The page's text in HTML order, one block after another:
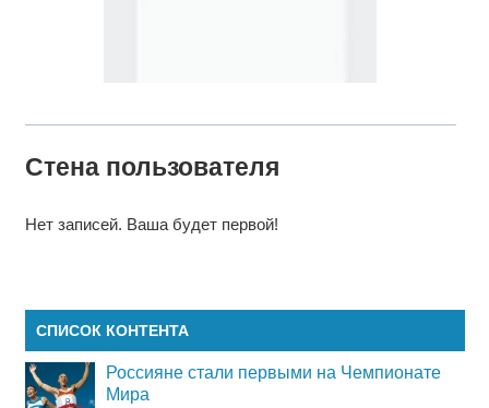
Стена пользователя
Нет записей. Ваша будет первой!
СПИСОК КОНТЕНТА
Россияне стали первыми на Чемпионате
Мира